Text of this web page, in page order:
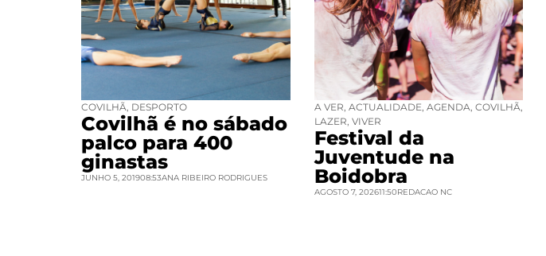
COVILHÃ DESPORTO
Covilhã é no sábado
palco para 400
ginastas
JUNHO 5, 201908:53ANA RIBEIRO RODRIGUES
A VER ACTUALIDADE AGENDA COVILHÃ
LAZER VIVER
Festival da
Juventude na
Boidobra
AGOSTO 7, 202611:50REDACAO NC